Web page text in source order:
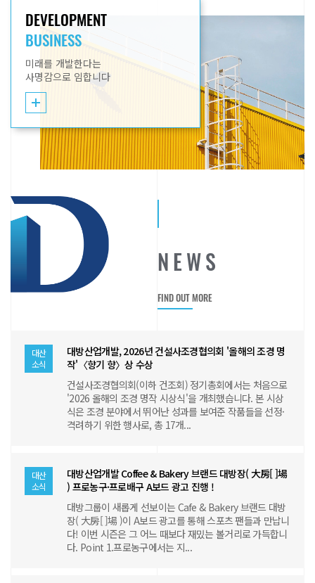
DEVELOPMENT
BUSINESS
미래를 개발한다는
사명감으로 임합니다
NEWS
FIND OUT MORE
대산
소식
대방산업개발, 2026년 건설사조경협의회 '올해의 조경 명
작'〈향기 향〉상 수상
건설사조경협의회(이하 건조회) 정기총회에서는 처음으로
'2026 올해의 조경 명작 시상식'을 개최했습니다. 본 시상
식은 조경 분야에서 뛰어난 성과를 보여준 작품들을 선정·
격려하기 위한 행사로, 총 17개...
대산
소식
대방산업개발 Coffee & Bakery 브랜드 대방장( 大房[ ]場
) 프로농구·프로배구 A보드 광고 진행 !
대방그룹이 새롭게 선보이는 Cafe & Bakery 브랜드 대방
장( 大房[ ]場 )이 A보드 광고를 통해 스포츠 팬들과 만납니
다! 이번 시즌은 그 어느 때보다 재밌는 볼거리로 가득합니
다. Point 1.프로농구에서는 지...